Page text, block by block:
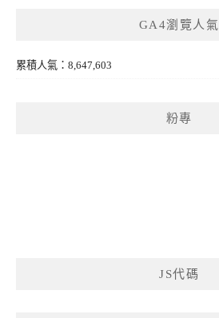
GA4瀏覽人氣
累積人氣：8,647,603
粉專
JS代碼